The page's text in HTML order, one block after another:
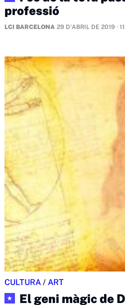
professió
LCI BARCELONA 29 D'ABRIL DE 2019 ·
CULTURA / ART
★ El geni màgic de